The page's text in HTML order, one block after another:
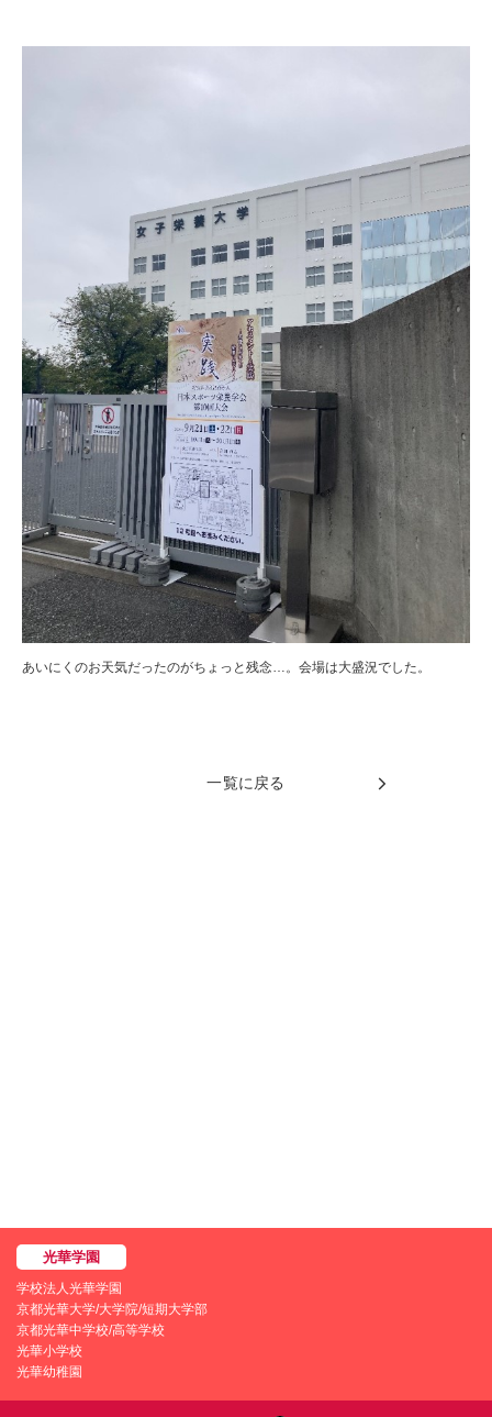
あいにくのお天気だったのがちょっと残念…。会場は大盛況でした。
一覧に戻る
学校法人光華学園
京都光華大学/大学院/短期大学部
京都光華中学校/高等学校
光華小学校
光華幼稚園